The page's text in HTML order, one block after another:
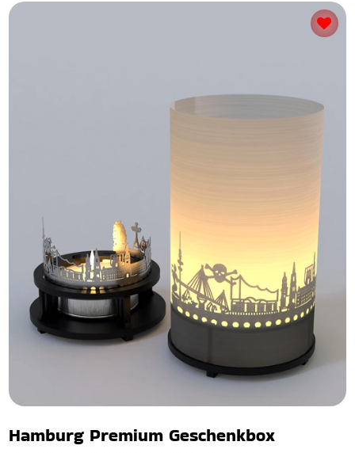
Hamburg Premium Geschenkbox